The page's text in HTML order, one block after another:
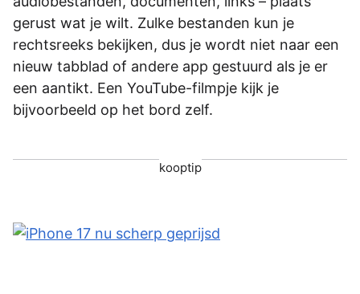
gerust wat je wilt. Zulke bestanden kun je
rechtsreeks bekijken, dus je wordt niet naar een
nieuw tabblad of andere app gestuurd als je er
een aantikt. Een YouTube-filmpje kijk je
bijvoorbeeld op het bord zelf.
kooptip